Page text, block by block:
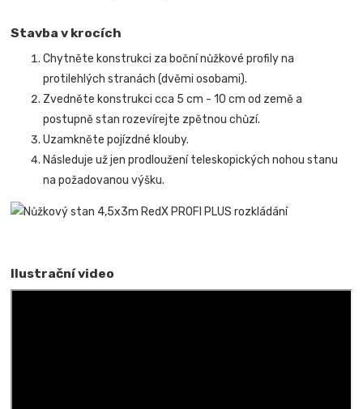
Stavba v krocích
Chytněte konstrukci za boční nůžkové profily na
protilehlých stranách (dvěmi osobami).
Zvedněte konstrukci cca 5 cm - 10 cm od země a
postupně stan rozevírejte zpětnou chůzí.
Uzamkněte pojízdné klouby.
Následuje už jen prodloužení teleskopických nohou stanu
na požadovanou výšku.
Ilustrační video